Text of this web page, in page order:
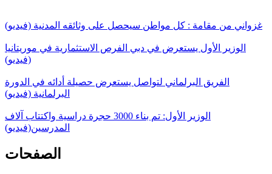
غزواني من مقامة : كل مواطن سيحصل على وثائقه المدنية (فيديو)
الوزير الأول يستعرض في دبي الفرص الاستثمارية في موريتانيا
(فيديو)
الفريق البرلماني لتواصل يستعرض حصيلة أدائه في الدورة
البرلمانية (فيديو)
الوزير الأول: تم بناء 3000 حجرة دراسية واكتتاب آلاف
المدرسين(فيديو)
الصفحات